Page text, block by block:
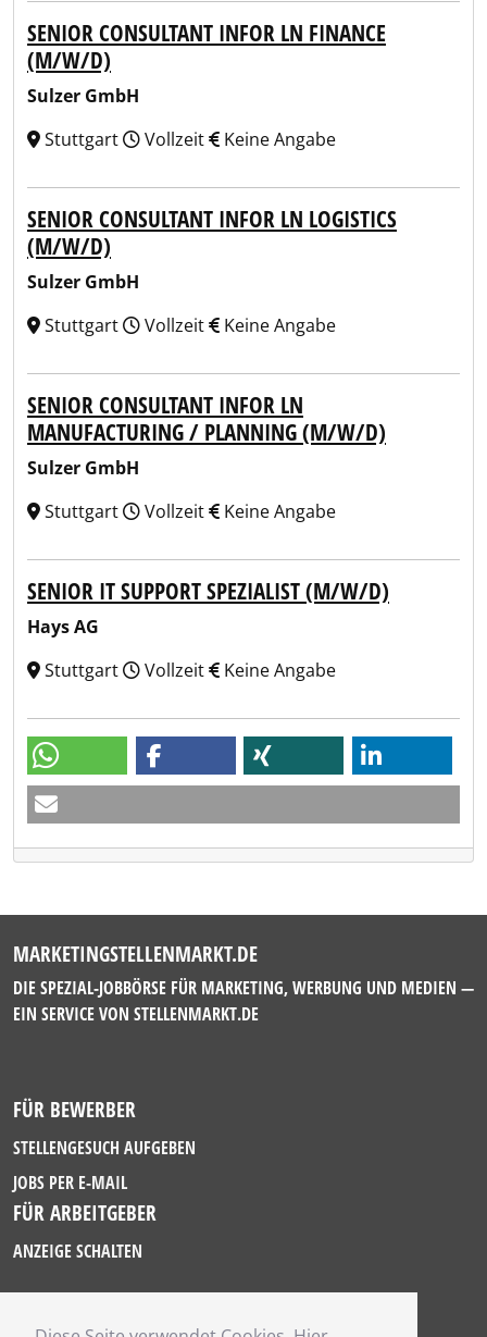
SENIOR CONSULTANT INFOR LN FINANCE
(M/W/D)
Sulzer GmbH
Stuttgart
Vollzeit Keine Angabe
SENIOR CONSULTANT INFOR LN LOGISTICS
(M/W/D)
Sulzer GmbH
Stuttgart
Vollzeit Keine Angabe
SENIOR CONSULTANT INFOR LN
MANUFACTURING / PLANNING (M/W/D)
Sulzer GmbH
Stuttgart
Vollzeit Keine Angabe
SENIOR IT SUPPORT SPEZIALIST (M/W/D)
Hays AG
Stuttgart
Vollzeit Keine Angabe
MARKETINGSTELLENMARKT.DE
DIE SPEZIAL-JOBBÖRSE FÜR MARKETING, WERBUNG UND MEDIEN —
EIN SERVICE VON STELLENMARKT.DE
FÜR BEWERBER
STELLENGESUCH AUFGEBEN
JOBS PER E-MAIL
FÜR ARBEITGEBER
ANZEIGE SCHALTEN